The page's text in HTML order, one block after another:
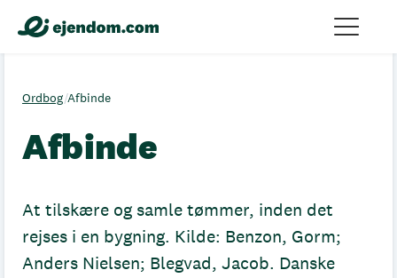
Ordbog/Afbinde
Afbinde
At tilskære og samle tømmer, inden det
rejses i en bygning. Kilde: Benzon, Gorm;
Anders Nielsen; Blegvad, Jacob. Danske